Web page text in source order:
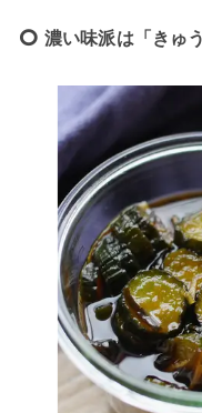
濃い味派は「きゅ